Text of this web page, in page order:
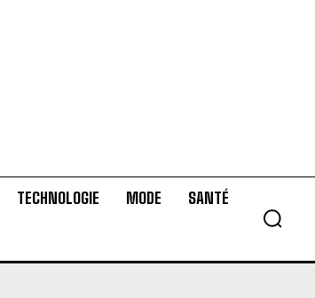
TECHNOLOGIE MODE SANTÉ